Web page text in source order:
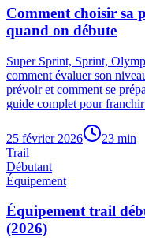
Comment choisir sa
quand on débute
Super Sprint, Sprint,
comment évaluer son
prévoir et comment se
guide complet pour
25 février 2026 23 min
Trail
Débutant
Équipement
Équipement trail
(2026)